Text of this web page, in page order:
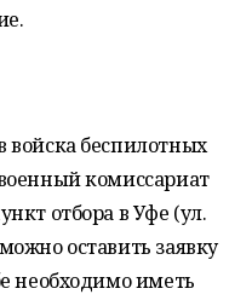
войска беспилотных
комиссариат
отбора в Уфе (ул.
оставить заявку
необходимо иметь